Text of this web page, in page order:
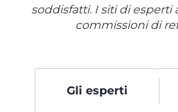
soddisfatti. I siti di esperti
commissioni di
Gli esperti